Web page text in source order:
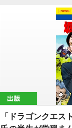
「ドラゴンクエス